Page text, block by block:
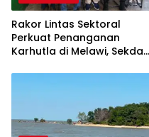
Rakor Lintas Sektoral
Perkuat Penanganan
Karhutla di Melawi, Sekda
Tingkatkan Kewaspadaan